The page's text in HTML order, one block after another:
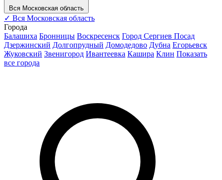
Вся Московская область
✓ Вся Московская область
Города
Балашиха Бронницы Воскресенск Город Сергиев Посад
Дзержинский Долгопрудный Домодедово Дубна Егорьевск
Жуковский Звенигород Ивантеевка Кашира Клин Показать
все города